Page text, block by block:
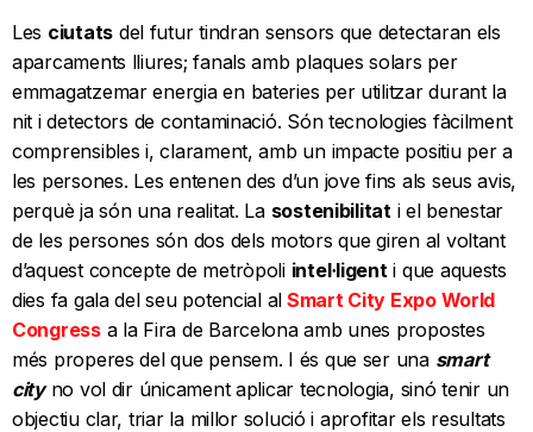
Les ciutats del futur tindran sensors que detectaran els
aparcaments lliures; fanals amb plaques solars per
emmagatzemar energia en bateries per utilitzar durant la
nit i detectors de contaminació. Són tecnologies fàcilment
comprensibles i, clarament, amb un impacte positiu per a
les persones. Les entenen des d’un jove fins als seus avis,
perquè ja són una realitat. La sostenibilitat i el benestar
de les persones són dos dels motors que giren al voltant
d’aquest concepte de metròpoli intel·ligent i que aquests
dies fa gala del seu potencial al Smart City Expo World
Congressa la Fira de Barcelona amb unes propostes
més properes del que pensem. I és que ser una smart
cityno vol dir únicament aplicar tecnologia, sinó tenir un
objectiu clar, triar la millor solució i aprofitar els resultats